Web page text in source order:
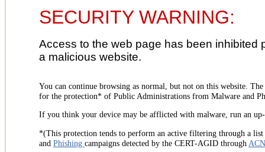
SECURITY WARNING:
Access to the web page has been
a malicious website.
You can continue browsing as normal, but not on this website.
for the protection* of Public Administrations from Malware and
If you think your device may be afflicted with malware, run an
*(This protection tends to perform an active filtering through a
and Phishing campaigns detected by the CERT-AGID through